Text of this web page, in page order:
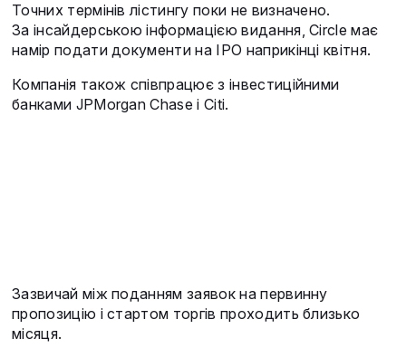
Точних термінів лістингу поки не визначено.
За інсайдерською інформацією видання, Circle має
намір подати документи на IPO наприкінці квітня.
Компанія також співпрацює з інвестиційними
банками JPMorgan Chase і Citi.
Зазвичай між поданням заявок на первинну
пропозицію і стартом торгів проходить близько
місяця.